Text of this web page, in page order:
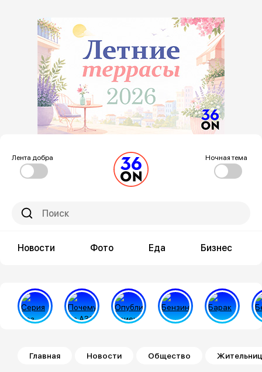
Лента добра Ночная тема
Новости Фото Еда Бизнес
Строка навигации
Главная Новости Общество